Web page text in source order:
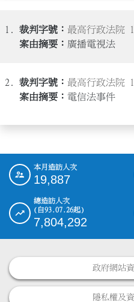
1.
最高行政法院
廣播電視法
2.
最高行政法院
電信法事件
::: 本月造訪人次
19,887
總造訪人次
(自93.07.26起)
7,804,292
政府網站
隱私權及